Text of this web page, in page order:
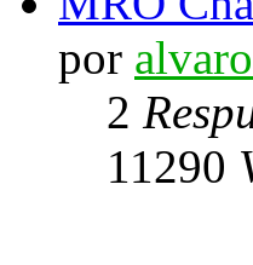
por
2
11290